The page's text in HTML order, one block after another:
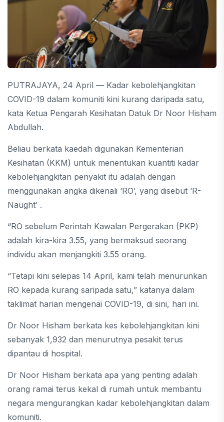
PUTRAJAYA, 24 April — Kadar kebolehjangkitan
COVID-19 dalam komuniti kini kurang daripada satu,
kata Ketua Pengarah Kesihatan Datuk Dr Noor Hisham
Abdullah.
Beliau berkata kaedah digunakan Kementerian
Kesihatan (KKM) untuk menentukan kuantiti kadar
kebolehjangkitan penyakit itu adalah dengan
menggunakan angka dikenali ‘RO’, yang disebut ‘R-
Naught’ .
“RO sebelum Perintah Kawalan Pergerakan (PKP)
adalah kira-kira 3.55, yang bermaksud seorang
individu akan menjangkiti 3.55 orang.
“Tetapi kini selepas 14 April, kami telah menurunkan
RO kepada kurang saripada satu,” katanya dalam
taklimat harian mengenai COVID-19, di sini, hari ini.
Dr Noor Hisham berkata kes kebolehjangkitan kini
sebanyak 1,932 dan menurutnya pesakit terus
dipantau di hospital.
Dr Noor Hisham berkata apa yang penting adalah
orang ramai terus kekal di rumah untuk membantu
negara mengurangkan kadar kebolehjangkitan dalam
komuniti.